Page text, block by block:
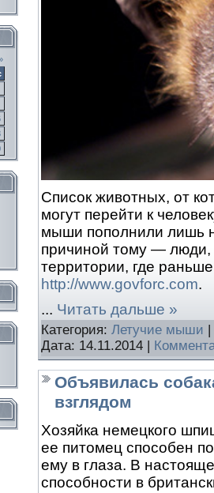
Список животных, от
могут перейти к
мыши пополнили лишь
причиной тому — люди,
территории, где
http://www.govforc.com.
... Читать дальше »
Категория: Летучие мыши
Дата: 14.11.2014
Объявилась
взглядом
Хозяйка немецкого
ее питомец способен
ему в глаза. В
способности в